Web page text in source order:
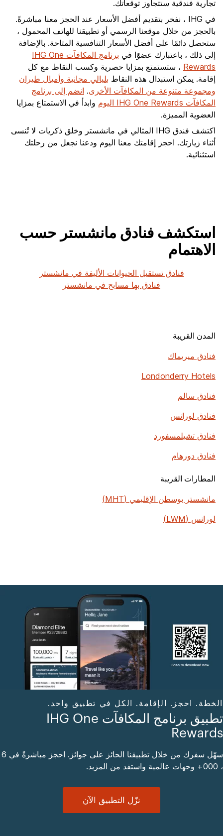
تجارية فندقية ستتجاوز توقعاتك.
في IHG ، نفخر بتقديم أفضل الأسعار عند الحجز معنا مباشرةً.
بالحجز من خلال موقعنا الرسمي أو تطبيقنا للهاتف المحمول ،
ستحصل دائمًا على أفضل الأسعار التنافسية المتاحة. بالإضافة
إلى ذلك ، باعتبارك عضوًا في
برنامج المكافآت IHG One
Rewards ، ستستمتع بمزايا حصرية وكسب النقاط مع كل
إقامة. يمكن استبدال هذه النقاط بليالي مجانية وأميال طيران
ومجموعة متنوعة من المكافآت الأخرى. انضم إلى برنامج
المكافآت IHG One Rewards اليوم
وابدأ في الاستمتاع بمزايا
العضوية المميزة.
اكتشف فندق IHG المثالي في مانشستر وخلق ذكريات لا تُنسى
أثناء زيارتك. احجز إقامتك معنا اليوم ودعنا نجعل من رحلتك
استثنائية.
استكشف فنادق مانشستر حسب
الاهتمام
فنادق تستقبل الحيوانات الأليفة في مانشستر
فنادق بها مسابح في مانشستر
المدن القريبة
فنادق ميريماك
Londonderry Hotels
فنادق سالم
فنادق لورانس
فنادق تشيلمسفورد
فنادق دورهام
المطارات القريبة
مانشستر بوسطن الإقليمي (MHT)
لورانس (LWM)
الخطة. احجز. الإقامة. الكل في تطبيق واحد.
تطبيق برنامج المكافآت IHG One
Rewards
سهّل سفرك من خلال تطبيقنا الحائز على جوائز. احجز مباشرةً في 6
، 000+ وجهات عالمية واستفد من المزيد.
نزّل التطبيق الآن